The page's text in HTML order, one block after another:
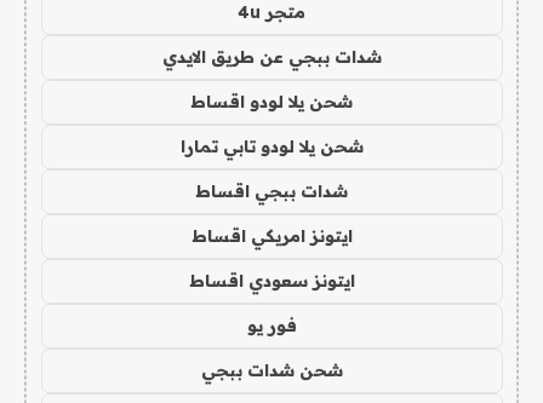
متجر 4u
شدات ببجي عن طريق الايدي
شحن يلا لودو اقساط
شحن يلا لودو تابي تمارا
شدات ببجي اقساط
ايتونز امريكي اقساط
ايتونز سعودي اقساط
فور يو
شحن شدات ببجي